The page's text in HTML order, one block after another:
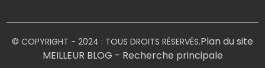
© COPYRIGHT - 2024 : TOUS DROITS RÉSERVÉS.Plan du site
MEILLEUR BLOG - Recherche principale